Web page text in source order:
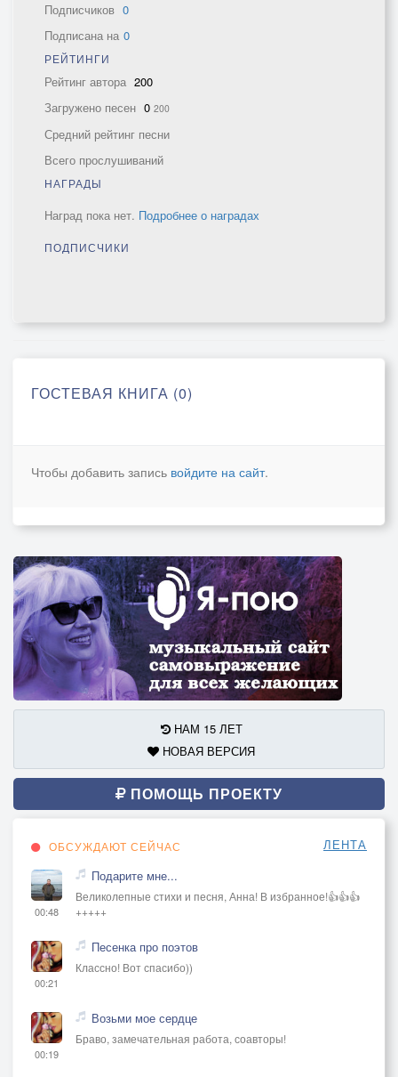
Подписчиков 0
Подписана на 0
РЕЙТИНГИ
Рейтинг автора 200
Загружено песен 0 200
Средний рейтинг песни
Всего прослушиваний
НАГРАДЫ
Наград пока нет. Подробнее о наградах
ПОДПИСЧИКИ
ГОСТЕВАЯ КНИГА (0)
Чтобы добавить запись войдите на сайт.
НАМ 15 ЛЕТ
НОВАЯ ВЕРСИЯ
ПОМОЩЬ ПРОЕКТУ
ОБСУЖДАЮТ СЕЙЧАС ЛЕНТА
00:48
Подарите мне...
Великолепные стихи и песня, Анна! В избранное!👍👍👍
+++++
00:21
Песенка про поэтов
Классно! Вот спасибо))
00:19
Возьми мое сердце
Браво, замечательная работа, соавторы!